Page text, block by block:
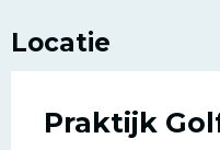
Locatie
Praktijk